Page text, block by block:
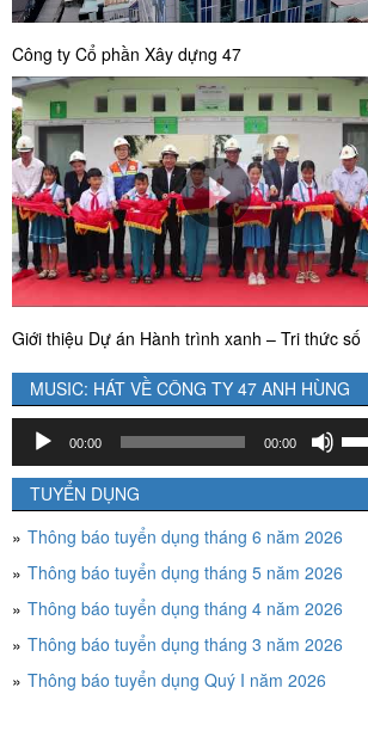
Công ty Cổ phần Xây dựng 47
Giới thiệu Dự án Hành trình xanh – Tri thức số
MUSIC: HÁT VỀ CÔNG TY 47 ANH HÙNG
Trình
chơi
Audio
00:00 00:00
các
mũi
để
tăng
TUYỂN DỤNG
Thông báo tuyển dụng tháng 6 năm 2026
Thông báo tuyển dụng tháng 5 năm 2026
Thông báo tuyển dụng tháng 4 năm 2026
Thông báo tuyển dụng tháng 3 năm 2026
Thông báo tuyển dụng Quý I năm 2026